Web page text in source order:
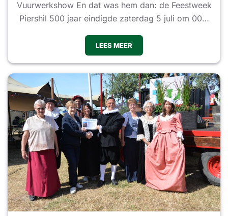
Vuurwerkshow En dat was hem dan: de Feestweek
Piershil 500 jaar eindigde zaterdag 5 juli om 00…
LEES MEER